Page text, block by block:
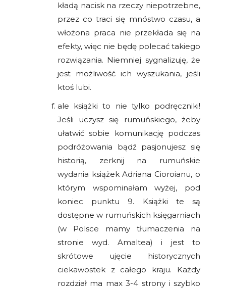
kładą nacisk na rzeczy niepotrzebne,
przez co traci się mnóstwo czasu, a
włożona praca nie przekłada się na
efekty, więc nie będę polecać takiego
rozwiązania. Niemniej sygnalizuję, że
jest możliwość ich wyszukania, jeśli
ktoś lubi.
ale książki to nie tylko podręczniki!
Jeśli uczysz się rumuńskiego, żeby
ułatwić sobie komunikację podczas
podróżowania bądź pasjonujesz się
historią, zerknij na rumuńskie
wydania książek Adriana Cioroianu, o
którym wspominałam wyżej, pod
koniec punktu 9. Książki te są
dostępne w rumuńskich księgarniach
(w Polsce mamy tłumaczenia na
stronie wyd. Amaltea) i jest to
skrótowe ujęcie historycznych
ciekawostek z całego kraju. Każdy
rozdział ma max 3-4 strony i szybko